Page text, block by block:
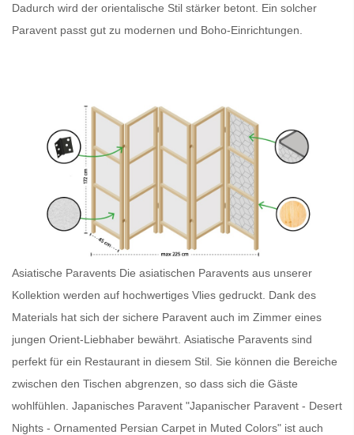
Dadurch wird der orientalische Stil stärker betont. Ein solcher
Paravent passt gut zu modernen und Boho-Einrichtungen.
Asiatische Paravents Die asiatischen Paravents aus unserer
Kollektion werden auf hochwertiges Vlies gedruckt. Dank des
Materials hat sich der sichere Paravent auch im Zimmer eines
jungen Orient-Liebhaber bewährt. Asiatische Paravents sind
perfekt für ein Restaurant in diesem Stil. Sie können die Bereiche
zwischen den Tischen abgrenzen, so dass sich die Gäste
wohlfühlen. Japanisches Paravent "Japanischer Paravent - Desert
Nights - Ornamented Persian Carpet in Muted Colors" ist auch